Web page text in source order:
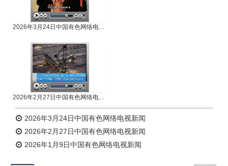
2026年3月24日中国有色网络电视新闻
2026年2月27日中国有色网络电视新闻
2026年3月24日中国有色网络电视新闻
2026年2月27日中国有色网络电视新闻
2026年1月9日中国有色网络电视新闻